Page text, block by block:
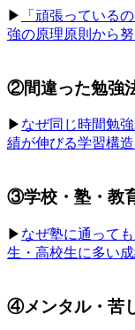
▶︎
「頑張っている
強の原理原則から
②間違った勉強
▶︎ なぜ同じ時間勉
績が伸びる学習構
③学校・塾・教
▶︎ なぜ塾に通って
生・高校生に多い
④メンタル・苦